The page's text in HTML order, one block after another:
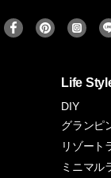
Life
DIY
グランピ
リゾート
ミニマル